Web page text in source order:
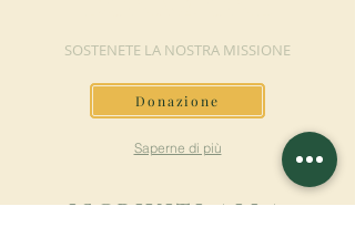
SOSTENETE LA NOSTRA MISSIONE
Donazione
Saperne di più
ISCRIVITI ALLA